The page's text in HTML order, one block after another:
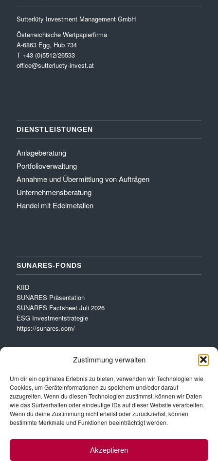
Zustimmung verwalten
Um dir ein optimales Erlebnis zu bieten, verwenden wir Technologien wie
Cookies, um Geräteinformationen zu speichern und/oder darauf
zuzugreifen. Wenn du diesen Technologien zustimmst, können wir Daten
wie das Surfverhalten oder eindeutige IDs auf dieser Website verarbeiten.
Wenn du deine Zustimmung nicht erteilst oder zurückziehst, können
bestimmte Merkmale und Funktionen beeinträchtigt werden.
Akzeptieren
Sutterlüty Investment Management GmbH
Österreichische Wertpapierfirma
A-6863 Egg, Hub 734
T +43 (0)5512/26533
office@sutterluety-invest.at
DIENSTLEISTUNGEN
Anlageberatung
Portfolioverwaltung
Annahme und Übermittlung von Aufträgen
Unternehmensberatung
Handel mit Edelmetallen
SUNARES-FONDS
KIID
SUNARES Präsentation
SUNARES Factsheet Juli 2026
ESG Investmentstrategie
https://sunares.com/
VERBINDE MIT LINKEDIN
Peter Mennel